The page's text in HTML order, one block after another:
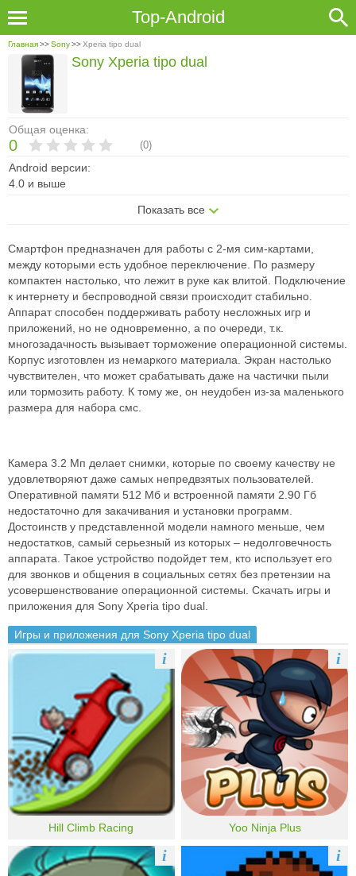
Top-Android
Главная>>Sony>>Xperia tipo dual
Общая оценка:
0 (0)
Android версии:
4.0 и выше
Показать все
Sony Xperia tipo dual
Смартфон предназначен для работы с 2-мя сим-картами,
между которыми есть удобное переключение. По размеру
компактен настолько, что лежит в руке как влитой. Подключение
к интернету и беспроводной связи происходит стабильно.
Аппарат способен поддерживать работу несложных игр и
приложений, но не одновременно, а по очереди, т.к.
многозадачность вызывает торможение операционной системы.
Корпус изготовлен из немаркого материала. Экран настолько
чувствителен, что может срабатывать даже на частички пыли
или тормозить работу. К тому же, он неудобен из-за маленького
размера для набора смс.
Камера 3.2 Мп делает снимки, которые по своему качеству не
удовлетворяют даже самых непредвзятых пользователей.
Оперативной памяти 512 Мб и встроенной памяти 2.90 Гб
недостаточно для закачивания и установки программ.
Достоинств у представленной модели намного меньше, чем
недостатков, самый серьезный из которых – недолговечность
аппарата. Такое устройство подойдет тем, кто использует его
для звонков и общения в социальных сетях без претензии на
усовершенствование операционной системы. Скачать игры и
приложения для Sony Xperia tipo dual.
Игры и приложения для Sony Xperia tipo dual
Hill Climb Racing
i
Yoo Ninja Plus
i
i i